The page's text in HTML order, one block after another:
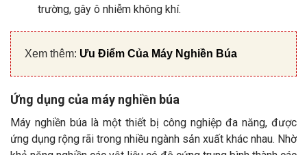
trường, gây ô nhiễm không khí.
Xem thêm: Ưu Điểm Của Máy Nghiền Búa
Ứng dụng của máy nghiền búa
Máy nghiền búa là một thiết bị công nghiệp đa năng, được
ứng dụng rộng rãi trong nhiều ngành sản xuất khác nhau. Nhờ